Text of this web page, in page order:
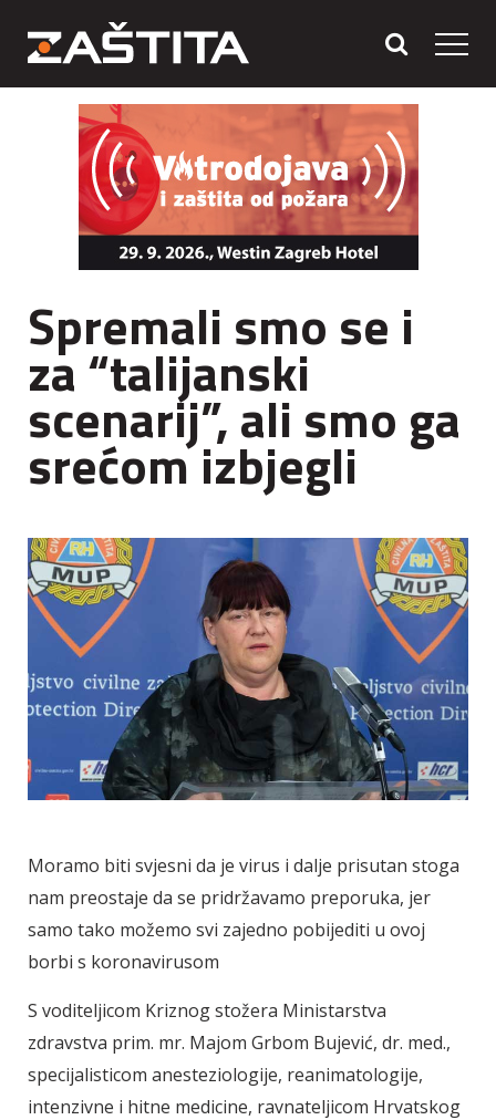
Spremali smo se i
za “talijanski
scenarij”, ali smo ga
srećom izbjegli
Moramo biti svjesni da je virus i dalje prisutan stoga
nam preostaje da se pridržavamo preporuka, jer
samo tako možemo svi zajedno pobijediti u ovoj
borbi s koronavirusom
S voditeljicom Kriznog stožera Ministarstva
zdravstva prim. mr. Majom Grbom Bujević, dr. med.,
specijalisticom anesteziologije, reanimatologije,
intenzivne i hitne medicine, ravnateljicom Hrvatskog